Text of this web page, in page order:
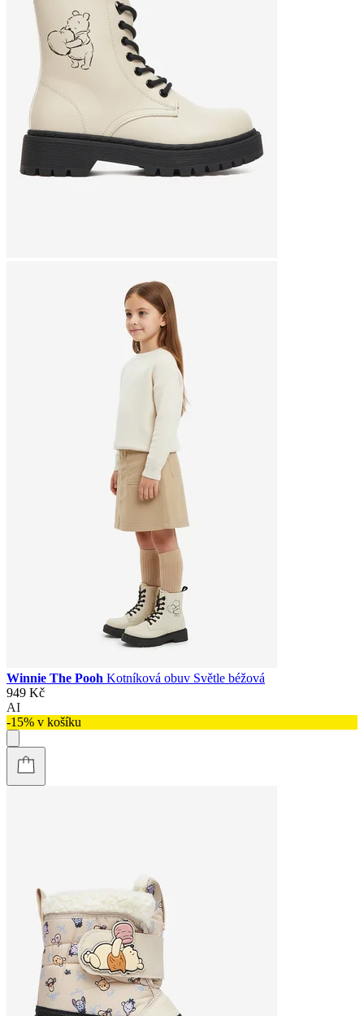
Winnie The Pooh Kotníková obuv Světle béžová
949 Kč
AI
-15% v košíku